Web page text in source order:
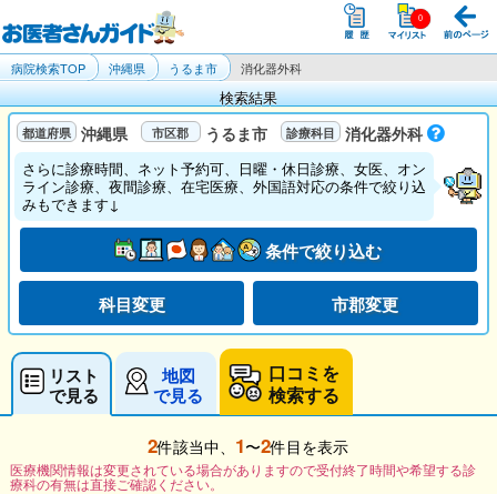
病院検索TOP 沖縄県 うるま市 消化器外科
検索結果
沖縄県 うるま市 消化器外科
さらに診療時間、ネット予約可、日曜・休日診療、女医、オン
ライン診療、夜間診療、在宅医療、外国語対応の条件で絞り込
みもできます↓
条件で絞り込む
科目変更 市郡変更
リスト
で見る
地図
で見る
口コミを
検索する
2件該当中、 1〜2件目を表示
医療機関情報は変更されている場合がありますので受付終了時間や希望する診
療科の有無は直接ご確認ください。